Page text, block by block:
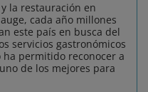
la restauración en
cada año millones
este país en busca del
servicios gastronómicos
ha permitido reconocer a
de los mejores para